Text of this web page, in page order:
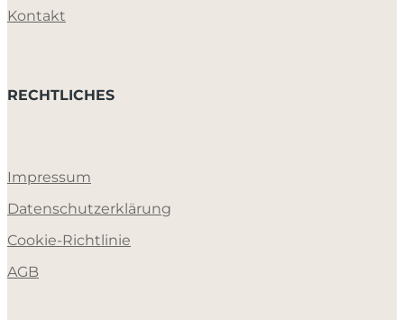
Kontakt
RECHTLICHES
Impressum
Datenschutzerklärung
Cookie-Richtlinie
AGB